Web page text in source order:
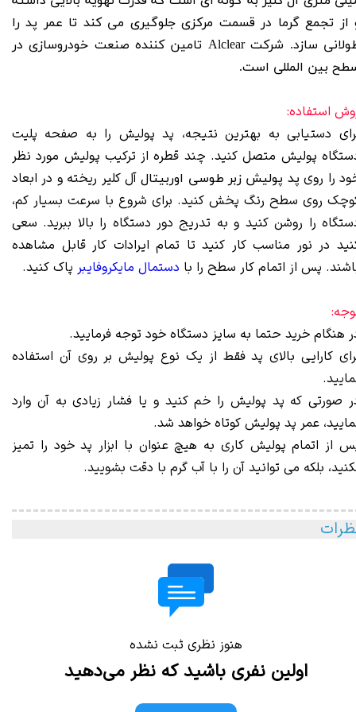
از تجمع گرما در قسمت مرکزی جلوگیری می کند تا عمر پد را
طولانی سازد. شرکت Alclear تامین کننده صنعت خودروسازی در
بین المللی است.
استفاده:
دستیابی به بهترین نتیجه، پد پولیش را به صفحه پلیت
پولیش متصل کنید. چند قطره از ترکیب پولیش مورد نظر
را روی پد پوليش زبر طوسی اوربيتالآل کلیر ریخته و در ابعاد
روی سطح رنگ پخش کنید. برای شروع با سرعت بسیار کم،
را روشن کنید و به تدریج دور دستگاه را بالا ببرید. سعی
در نور مناسب کار کنید تا تمام ایرادات کار قابل مشاهده
پس از اتمام کار سطح را با دستمال مایکروفایبر پاک کنید.
هنگام خرید حتما به سایز دستگاه خود توجه فرمایید.
کارایی بالای پد فقط از یک نوع پولیش بر روی آن استفاده
صورتی که پد پولیش را خم کنید و یا فشار زیادی به آن وارد
عمر پد پولیش کوتاه خواهد شد.
از اتمام پولیش کاری به هیچ عنوان با ابزار پد خود را تمیز
بلکه می توانید آن را با آب گرم با دقت بشویید.
هنوز نظری ثبت نشده
اولین نفری باشید که نظر می‌دهید